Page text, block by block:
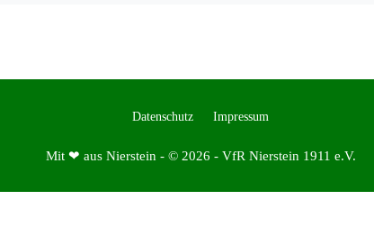
Datenschutz Impressum
Mit ❤ aus Nierstein - © 2026 - VfR Nierstein 1911 e.V.